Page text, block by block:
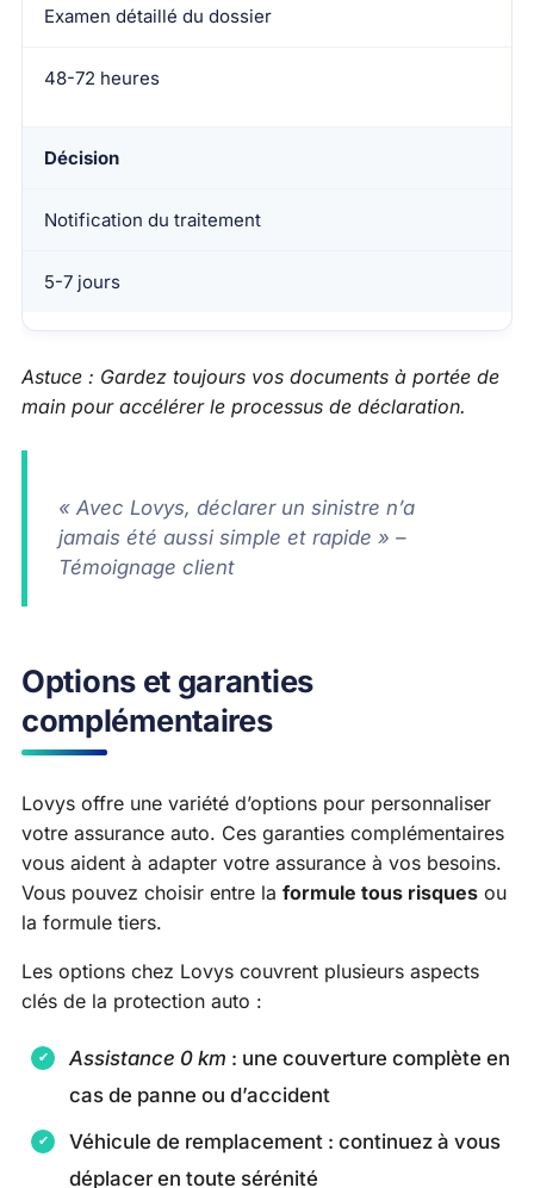
Examen détaillé du dossier
48-72 heures
Décision
Notification du traitement
5-7 jours
Astuce : Gardez toujours vos documents à portée de
main pour accélérer le processus de déclaration.
« Avec Lovys, déclarer un sinistre n’a
jamais été aussi simple et rapide » –
Témoignage client
Options et garanties
complémentaires
Lovys offre une variété d’options pour personnaliser
votre assurance auto. Ces garanties complémentaires
vous aident à adapter votre assurance à vos besoins.
Vous pouvez choisir entre la formule tous risques ou
la formule tiers.
Les options chez Lovys couvrent plusieurs aspects
clés de la protection auto :
Assistance 0 km : une couverture complète en
cas de panne ou d’accident
Véhicule de remplacement : continuez à vous
déplacer en toute sérénité